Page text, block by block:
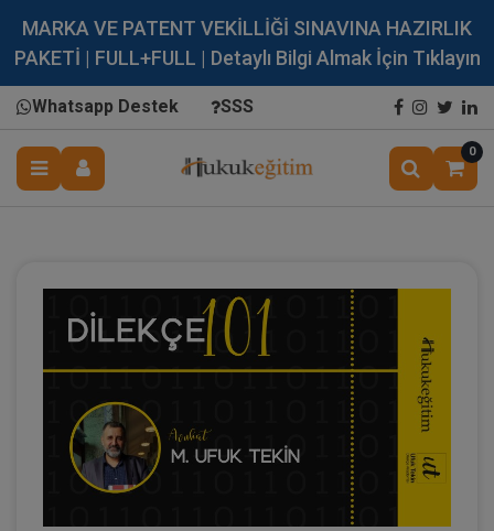
MARKA VE PATENT VEKİLLİĞİ SINAVINA HAZIRLIK
PAKETİ | FULL+FULL | Detaylı Bilgi Almak İçin Tıklayın
Whatsapp Destek SSS
0